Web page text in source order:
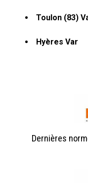
Toulon (83)
Hyères Var
Dernières